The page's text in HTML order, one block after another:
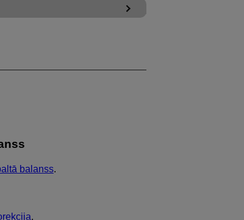
balanss.
.